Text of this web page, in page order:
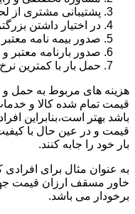
پشتیبانی مشتری از
در اختیار داشتن
صدور بیمه نامه معتبر
صدور بارنامه معتبر
حمل بار با کمترین
هزینه های مربوط به حمل و
قیمت تمام شده کالا و
باشد بهتر است،بنابراین
قیمت و در عین حال با
بار خود را جابه کنند.
به عنوان مثال برای افرادی
خاور مسقف ارزان قیمت
برخودار می باشد.